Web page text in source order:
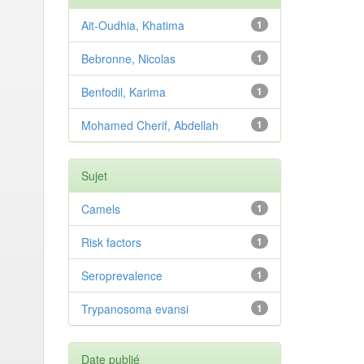
1
Ait-Oudhia, Khatima
1
Bebronne, Nicolas
1
Benfodil, Karima
1
Mohamed Cherif, Abdellah
Sujet
1
Camels
1
Risk factors
1
Seroprevalence
1
Trypanosoma evansi
Date publié